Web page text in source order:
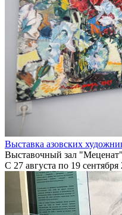
Выставка азовских
Выставочный зал
С 27 августа по 19 сентября